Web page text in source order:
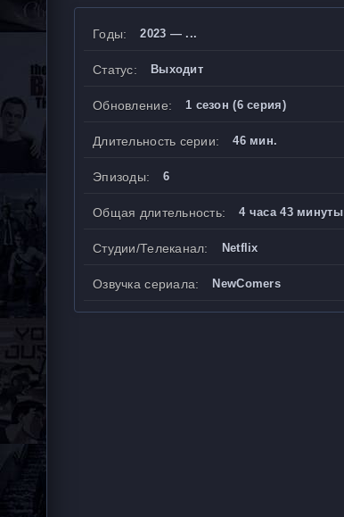
Годы: 2023 — ...
Статус: Выходит
Обновление: 1 сезон (6 серия)
Длительность серии: 46 мин.
Эпизоды: 6
Общая длительность: 4 часа 43 минуты
Студии/Телеканал: Netflix
Озвучка сериала: NewComers